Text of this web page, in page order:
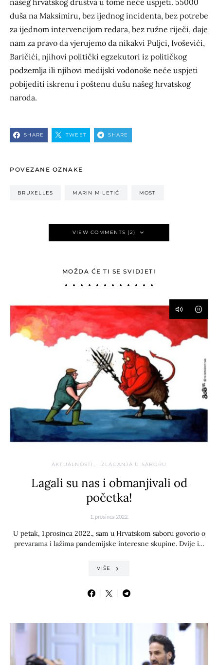
duša na Maksimiru, bez ijednog incidenta, bez potrebe
za ijednom intervencijom redara, bez ružne riječi, daje
nam za pravo da vjerujemo da nikakvi Puljci, Ivoševići,
Baričići, njihovi politički egzekutori iz političkog
podzemlja ili njihovi medijski vodonoše neće uspjeti
pobijediti iskrenu i poštenu dušu našeg hrvatskog
naroda.
SHARE TWEET SHARE
POVEZANE OZNAKE
BRUXELLES MARIN MILETIĆ MOST
VIEW COMMENTS (2)
MOŽDA ĆE TI SE SVIDJETI
AKTUALNOSTI IZLAGANJA U SABORU
Lagali su nas i obmanjivali od
početka!
1. prosinca 2022.
U petak, 1.prosinca 2022., sam u Hrvatskom saboru govorio o
prevarama i lažima pandemijske interesne skupine. Dvije i…
VIŠE